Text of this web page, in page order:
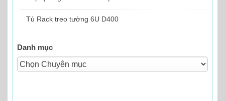
Tủ Rack treo tường 6U D400
Danh mục